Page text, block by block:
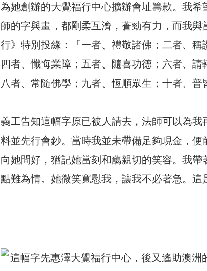
為她創辦的大覺福行中心擴辦會址籌款。我
師的字與畫，都剛柔互濟，蒼勁有力，而我
行》特別投緣：「一者、禮敬諸佛；二者、稱
四者、懺悔業障；五者、隨喜功德；六者、請
八者、常隨佛學；九者、恆順眾生；十者、普
義工告知這幅字原已被人請去，法師可以為
料並先行會鈔。當時我並未帶備足夠現金，便
向她問好，猶記她當刻和藹親切的笑容。我
點難為情。她微笑寬慰我，讓我不必著急。這